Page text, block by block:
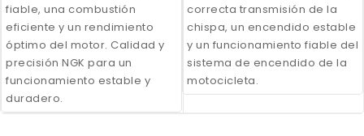
fiable, una combustión
eficiente y un rendimiento
óptimo del motor. Calidad y
precisión NGK para un
funcionamiento estable y
duradero.
correcta transmisión de la
chispa, un encendido estable
y un funcionamiento fiable del
sistema de encendido de la
motocicleta.